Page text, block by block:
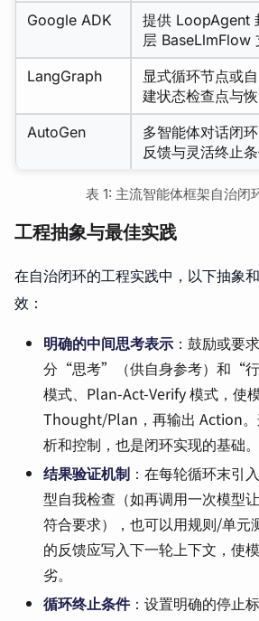
Google ADK
提供 LoopAgent
层 BaseLlmFlow
LangGraph
显式循环节点或
建状态检查点与
AutoGen
多智能体对话闭
反馈与灵活终止
表 1: 主流智能体框架自治闭
工程抽象与最佳实践
在自治闭环的工程实践中，以下抽象
效：
明确的中间思考表示 ：鼓励或要
分“思考”（供自身参考）和“
模式、Plan-Act-Verify 模式，使
Thought/Plan，再输出 Action
析和控制，也是闭环实现的基础。
结果验证机制 ：在每轮循环末引
型自我检查（如再调用一次模型
符合要求），也可以用规则/单元
的反馈应写入下一轮上下文，使
劣。
循环终止条件：设置明确的停止